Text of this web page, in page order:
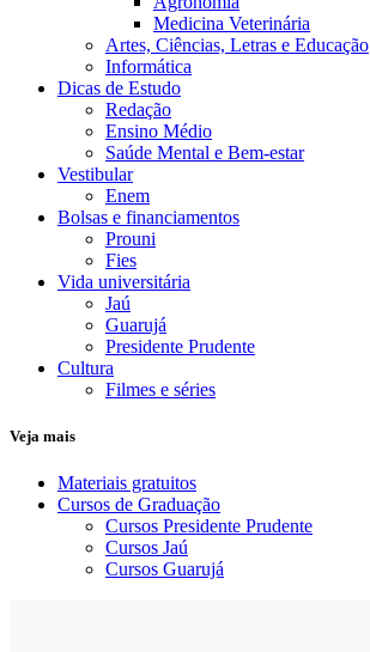
Medicina Veterinária
Artes, Ciências, Letras e Educação
Informática
Dicas de Estudo
Redação
Ensino Médio
Saúde Mental e Bem-estar
Vestibular
Enem
Bolsas e financiamentos
Prouni
Fies
Vida universitária
Jaú
Guarujá
Presidente Prudente
Cultura
Filmes e séries
Veja mais
Materiais gratuitos
Cursos de Graduação
Cursos Presidente Prudente
Cursos Jaú
Cursos Guarujá